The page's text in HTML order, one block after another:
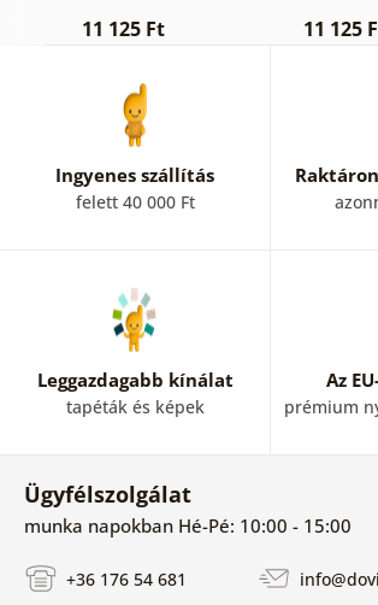
11 125 Ft 11 125
Ingyenes szállítás
felett 40 000 Ft
Leggazdagabb kínálat
tapéták és képek
Az
prémium
Ügyfélszolgálat
munka napokban Hé-Pé: 10:00 - 15:00
+36 176 54 681